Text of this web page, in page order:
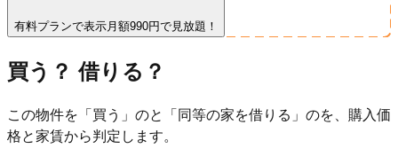
有料プランで表示 月額990円で見放題！
買う？ 借りる？
この物件を「買う」のと「同等の家を借りる」のを、購入価
格と家賃から判定します。